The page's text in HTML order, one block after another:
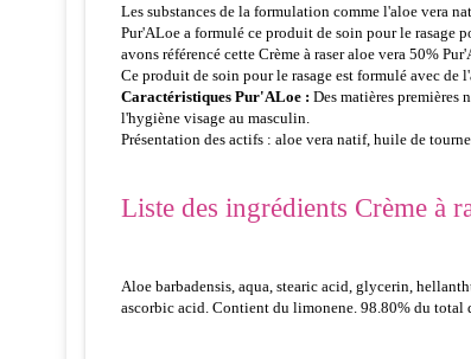
Les substances de la formulation comme l'aloe vera
Pur'ALoe a formulé ce produit de soin pour le rasage
avons référencé cette Crème à raser aloe vera 50%
Ce produit de soin pour le rasage est formulé avec de
Caractéristiques Pur'ALoe : Des matières premières
l'hygiène visage au masculin.
Présentation des actifs : aloe vera natif, huile de
Liste des ingrédients Crème à
Aloe barbadensis, aqua, stearic acid, glycerin,
ascorbic acid. Contient du limonene. 98.80% du total